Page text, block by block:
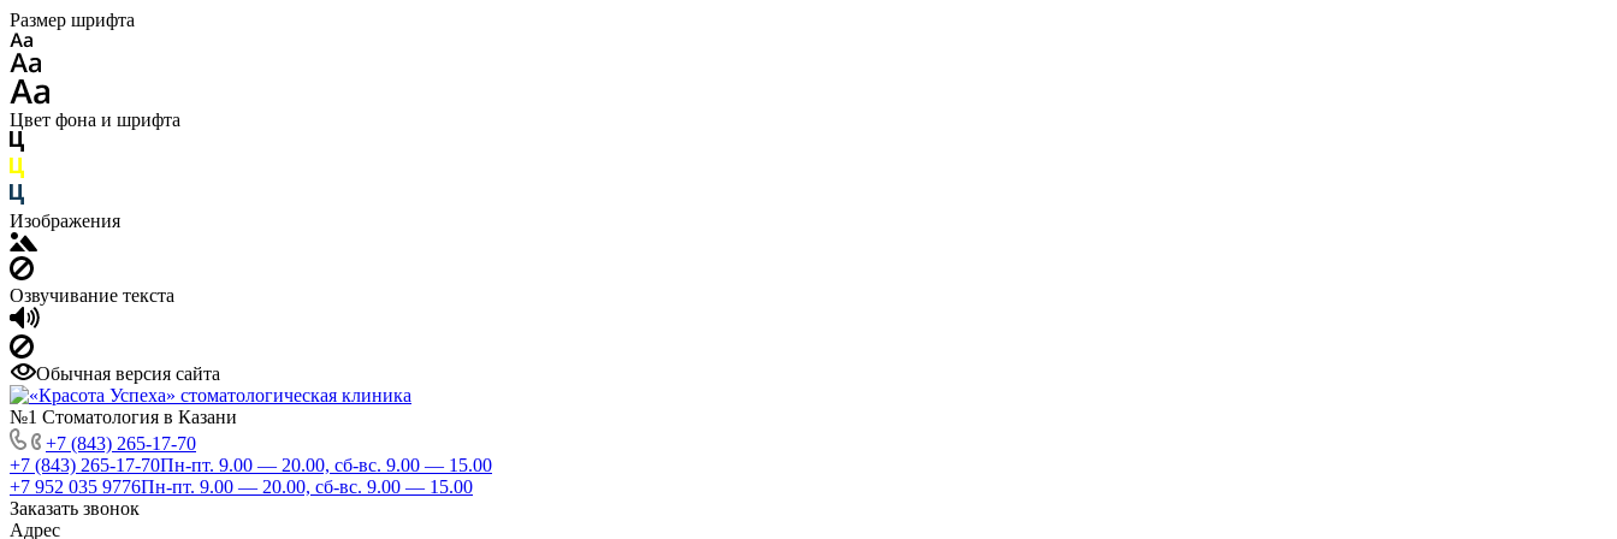
Размер шрифта
Цвет фона и шрифта
Изображения
Озвучивание текста
Обычная версия сайта
№1 Стоматология в Казани
+7 (843) 265-17-70
+7 (843) 265-17-70Пн-пт. 9.00 — 20.00, сб-вс. 9.00 — 15.00
+7 952 035 9776Пн-пт. 9.00 — 20.00, сб-вс. 9.00 — 15.00
Заказать звонок
Адрес